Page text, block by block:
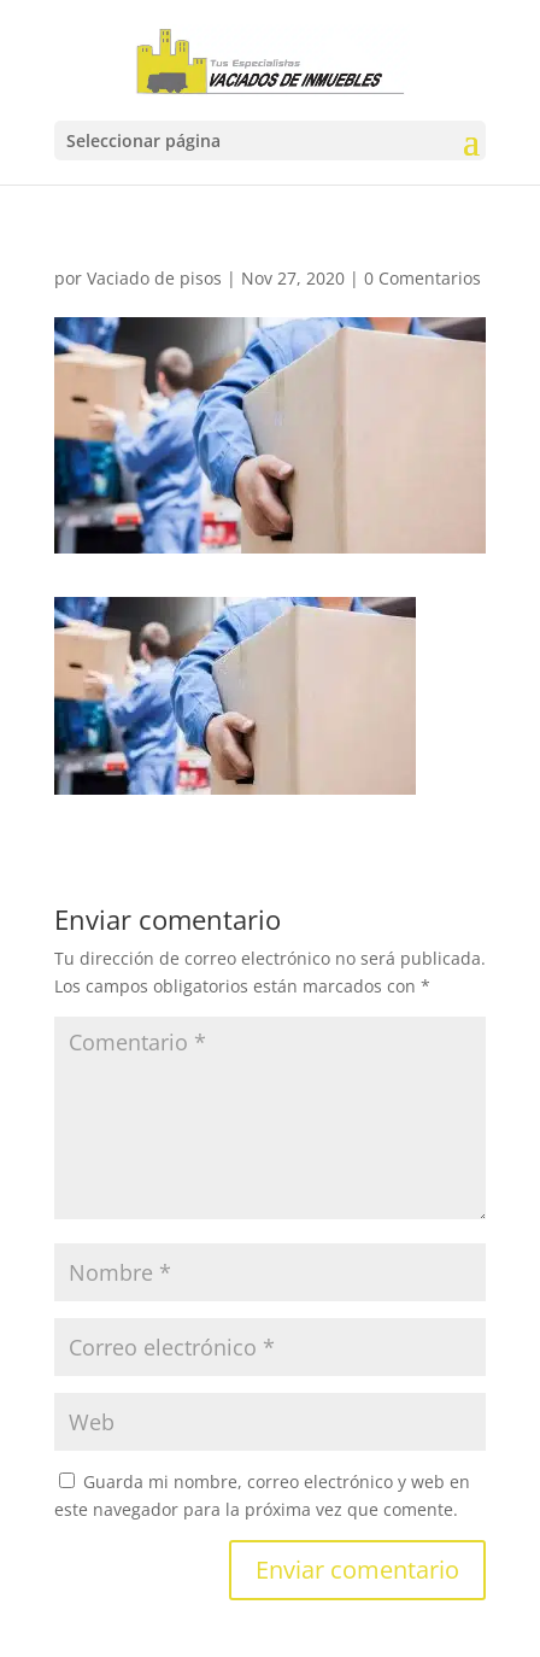
Seleccionar página
por Vaciado de pisos | Nov 27, 2020| 0 Comentarios
Enviar comentario
Tu dirección de correo electrónico no será publicada.
Los campos obligatorios están marcados con *
Guarda mi nombre, correo electrónico y web en
este navegador para la próxima vez que comente.